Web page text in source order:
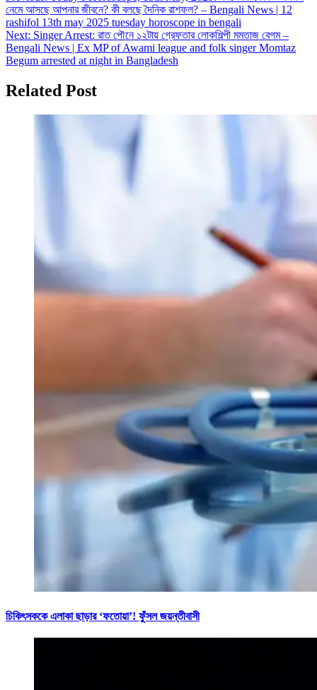
navigation
নেমে আসছে আপনার জীবনে? কী বলছে দৈনিক রাশফল? – Bengali News | 12
rashifol 13th may 2025 tuesday horoscope in bengali
Next: Singer Arrest: রাত পৌনে ১২টায় গ্রেফতার লোকশিল্পী মমতাজ বেগম –
Bengali News | Ex MP of Awami league and folk singer Momtaz
Begum arrested at night in Bangladesh
Related Post
চিকিৎসককে এলাকা ছাড়ার ‘ফতোয়া’! ফুঁসল জয়ন্তীবাসী